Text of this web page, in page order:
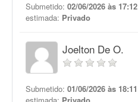
Submetido: 02/06/2026 às 17:12
estimada: Privado
Joelton De O.
Submetido: 01/06/2026 às 18:11